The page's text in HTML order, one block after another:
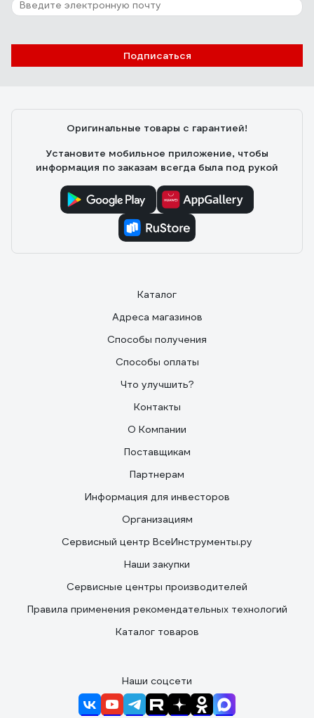
Подписаться
Оригинальные товары с гарантией!
Установите мобильное приложение, чтобы
информация по заказам всегда была под рукой
Каталог
Адреса магазинов
Способы получения
Способы оплаты
Что улучшить?
Контакты
О Компании
Поставщикам
Партнерам
Информация для инвесторов
Организациям
Сервисный центр ВсеИнструменты.ру
Наши закупки
Сервисные центры производителей
Правила применения рекомендательных технологий
Каталог товаров
Наши соцсети